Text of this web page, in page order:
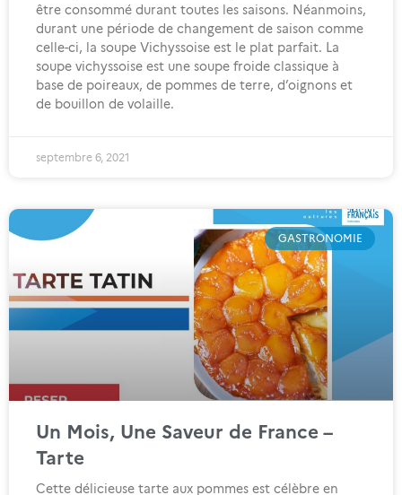
être consommé durant toutes les saisons. Néanmoins,
durant une période de changement de saison comme
celle-ci, la soupe Vichyssoise est le plat parfait. La
soupe vichyssoise est une soupe froide classique à
base de poireaux, de pommes de terre, d’oignons et
de bouillon de volaille.
septembre 6, 2021
GASTRONOMIE
Un Mois, Une Saveur de France –
Tarte
Cette délicieuse tarte aux pommes est célèbre en